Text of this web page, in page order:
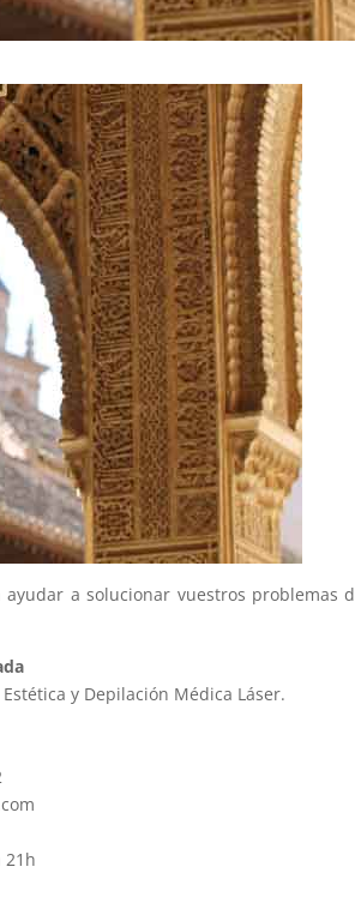
a solucionar vuestros problemas
y Depilación Médica Láser.
21h